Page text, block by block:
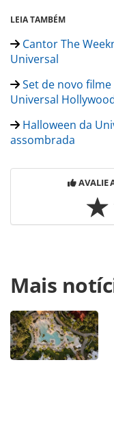
LEIA TAMBÉM
Cantor The
Universal
Set de novo
Universal
Halloween da
assombrada
AVALIE
https://
tematicos/2022/08/
halloween-horror-
oferecidas na
PANROTAS Editora
sobre direito
Mais